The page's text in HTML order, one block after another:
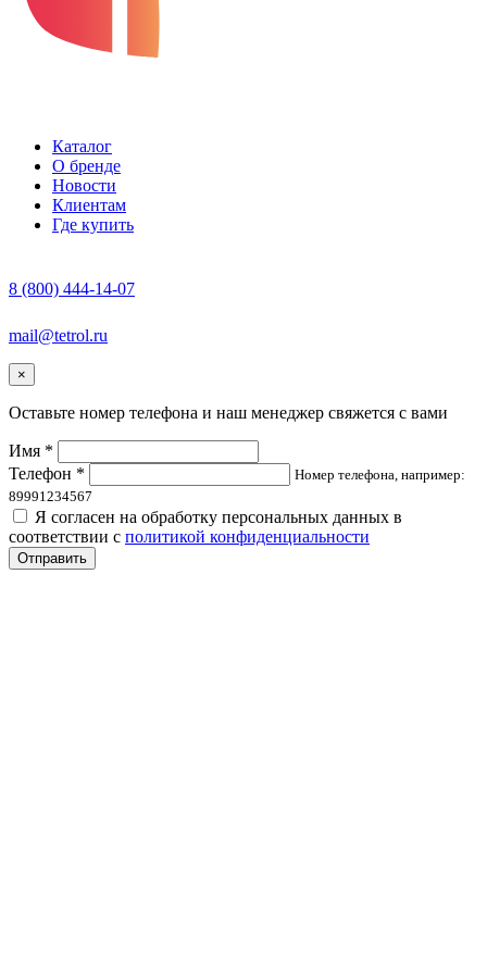
Каталог
О бренде
Новости
Клиентам
Где купить
8 (800) 444-14-07
mail@tetrol.ru
×
Оставьте номер телефона и наш менеджер свяжется с вами
Имя *
Телефон *
Номер телефона, например:
89991234567
Я согласен на обработку персональных данных в
соответствии с политикой конфиденциальности
Отправить